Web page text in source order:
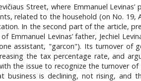
Street, where Emmanuel
related to the household (on No. 19,
In the second part of the article,
Levinas’ father, Jechiel
assistant, "garcon"). Its turnover of
the tax percentage rate, and
the issue to recognize the turnover of
is declining, not rising, and